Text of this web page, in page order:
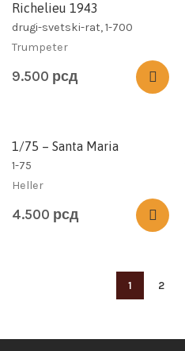
Richelieu 1943
drugi-svetski-rat, 1-700
Trumpeter
9.500 рсд
1/75 – Santa Maria
1-75
Heller
4.500 рсд
1 2